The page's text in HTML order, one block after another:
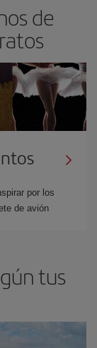
de
por los
de avión
tus